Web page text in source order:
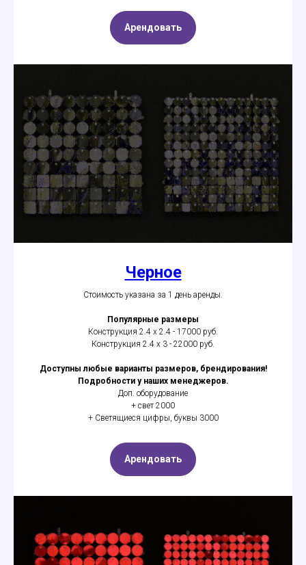
Арендовать
Черное
Стоимость указана за 1 день аренды.
Популярные размеры
Конструкция 2.4 х 2.4 - 17000 руб.
Конструкция 2.4 х 3 - 22000 руб.
Доступны любые варианты размеров, брендирования!
Подробности у наших менеджеров.
Доп. оборудование
+ свет 2000
+ Светящиеся цифры, буквы 3000
Арендовать